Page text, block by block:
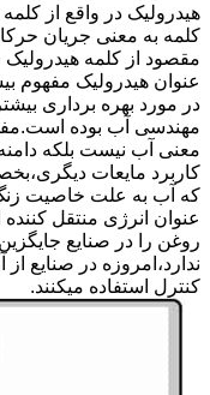
هیدرولیک در واقع از
کلمه به معنی جریان
مقصود از کلمه هیدرولیک
عنوان هیدرولیک مفهوم
در مورد بهره برداری
مهندسی آب بوده
معنی آب نیست بلکه
کاربرد مایعات
که آب به علت خاصیت زنگ
عنوان انرژی منتقل
روغن را در صنایع
ندارد،امروزه در صنایع
کنترل استفاده میکنند.